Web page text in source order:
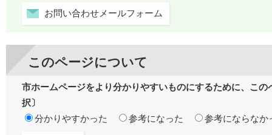
お問い合わせメールフォーム
このページについて
市ホームページをより分かりやすいものにするために、こ
択〕
分かりやすかった
参考になった 参考にならなか